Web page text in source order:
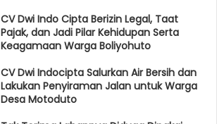
CV Dwi Indo Cipta Berizin Legal, Taat
Pajak, dan Jadi Pilar Kehidupan Serta
Keagamaan Warga Boliyohuto
CV Dwi Indocipta Salurkan Air Bersih dan
Lakukan Penyiraman Jalan untuk Warga
Desa Motoduto